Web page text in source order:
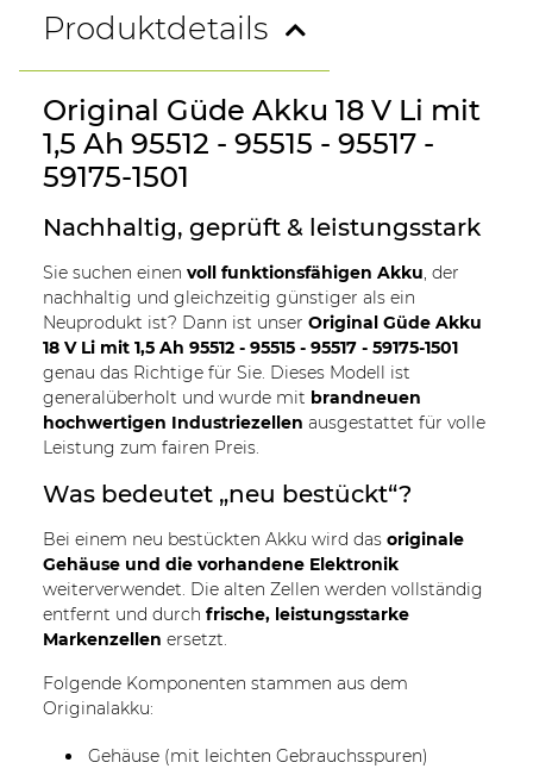
Produktdetails
Original Güde Akku 18 V Li mit
1,5 Ah 95512 - 95515 - 95517 -
59175-1501
Nachhaltig, geprüft & leistungsstark
Sie suchen einen voll funktionsfähigen Akku , der
nachhaltig und gleichzeitig günstiger als ein
Neuprodukt ist? Dann ist unser Original Güde Akku
18 V Li mit 1,5 Ah 95512 - 95515 - 95517 - 59175-1501
genau das Richtige für Sie. Dieses Modell ist
generalüberholt und wurde mit brandneuen
hochwertigen Industriezellen ausgestattet für volle
Leistung zum fairen Preis.
Was bedeutet „neu bestückt“?
Bei einem neu bestückten Akku wird das originale
Gehäuse und die vorhandene Elektronik
weiterverwendet. Die alten Zellen werden vollständig
entfernt und durch frische, leistungsstarke
Markenzellen ersetzt.
Folgende Komponenten stammen aus dem
Originalakku:
Gehäuse (mit leichten Gebrauchsspuren)